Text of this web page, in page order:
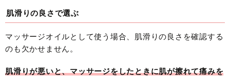
肌滑りの良さで選ぶ
マッサージオイルとして使う場合、肌滑りの良さを確認する
のも欠かせません。
肌滑りが悪いと、マッサージをしたときに肌が擦れて痛みを